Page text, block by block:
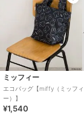
お手入れ
原産国
ミッフィー
エコバッグ【miffy（ミッフィ
ー）】
¥1,540